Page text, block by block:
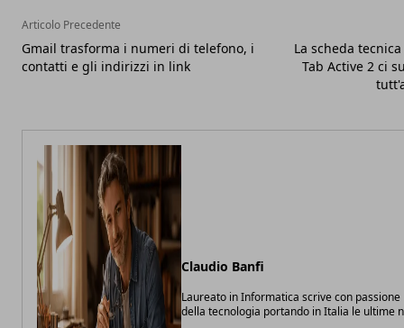
Articolo Precedente
Gmail trasforma i numeri di telefono, i
contatti e gli indirizzi in link
La scheda
Tab Active 2 ci
Claudio Banfi
Laureato in Informatica scrive con
della tecnologia portando in Italia le ultime